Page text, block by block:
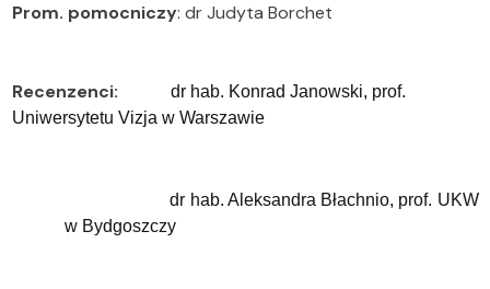
Prom. pomocniczy: dr Judyta Borchet
Recenzenci:
dr hab. Konrad Janowski, prof.
Uniwersytetu Vizja w Warszawie
dr hab. Aleksandra Błachnio, prof. UKW
w Bydgoszczy